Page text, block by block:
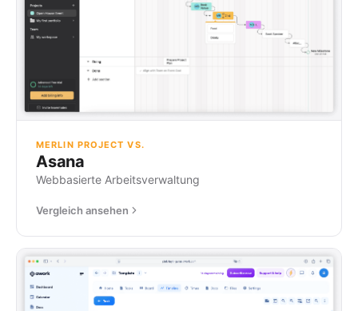
MERLIN PROJECT VS.
Asana
Webbasierte Arbeitsverwaltung
Vergleich ansehen